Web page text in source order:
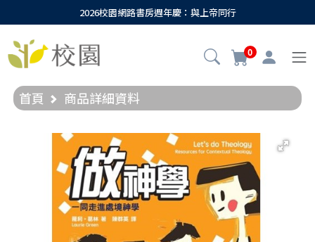
2026校園網路書房週年慶：與上帝同行
0
首頁 商品詳細資料